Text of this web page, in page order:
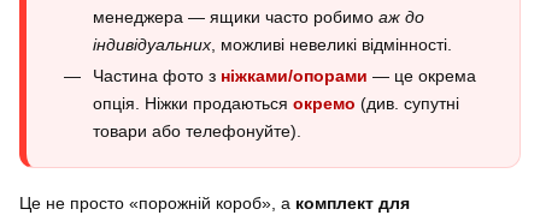
менеджера — ящики часто робимоаж до
індивідуальних , можливі невеликі відмінності.
Частина фото з ніжками/опорами — це окрема
опція. Ніжки продаютьсяокремо (див. супутні
товари або телефонуйте).
Це не просто «порожній короб», а комплект для